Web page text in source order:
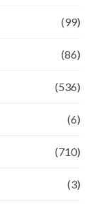
(99)
(86)
(536)
(6)
(710)
(3)